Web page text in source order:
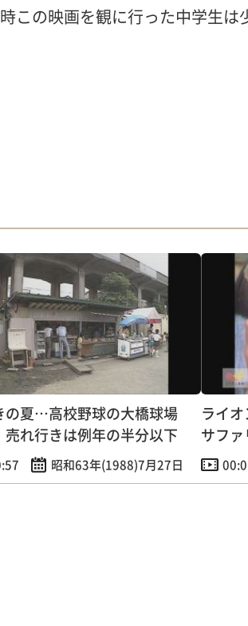
この映画を観に行った中学生
の夏…高校野球の大橋球場
売れ行きは例年の半分以下
昭和63年(1988)7月27日
ライ
サファ